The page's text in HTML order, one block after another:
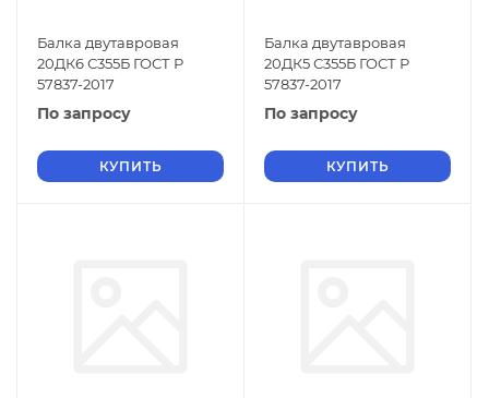
Балка двутавровая
20ДК6 С355Б ГОСТ Р
57837-2017
По запросу
КУПИТЬ
Балка двутавровая
20ДК5 С355Б ГОСТ Р
57837-2017
По запросу
КУПИТЬ